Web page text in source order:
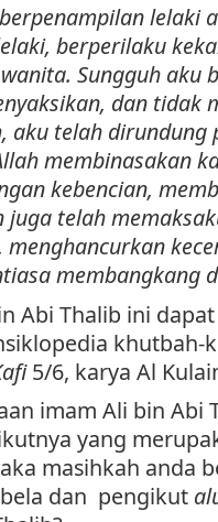
lelaki
berperilaku
Sungguh aku
dan tidak
aku telah dirundung
membinasakan
kebencian,
juga telah
membangkang
Abi Thalib ini
khutbah-
5/6, karya Al
imam Ali bin Abi
yang
masihkah anda
dan pengikut